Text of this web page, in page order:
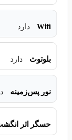
Wifi دارد
بلوتوث دارد
نور پس‌زمینه
حسگر اثر